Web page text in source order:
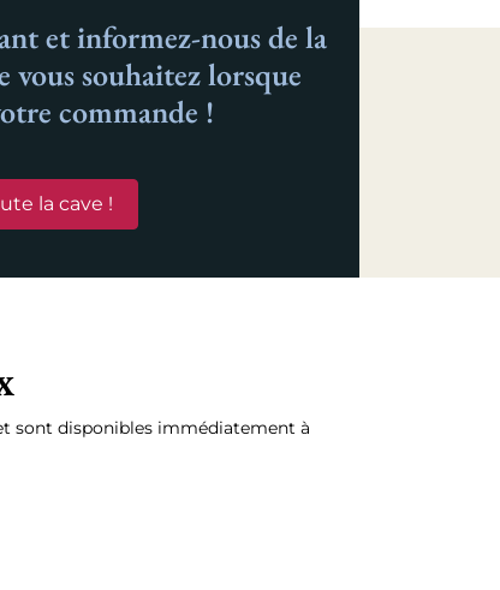
et informez-nous de la
vous souhaitez lorsque
commande !
la cave !
sont disponibles immédiatement à